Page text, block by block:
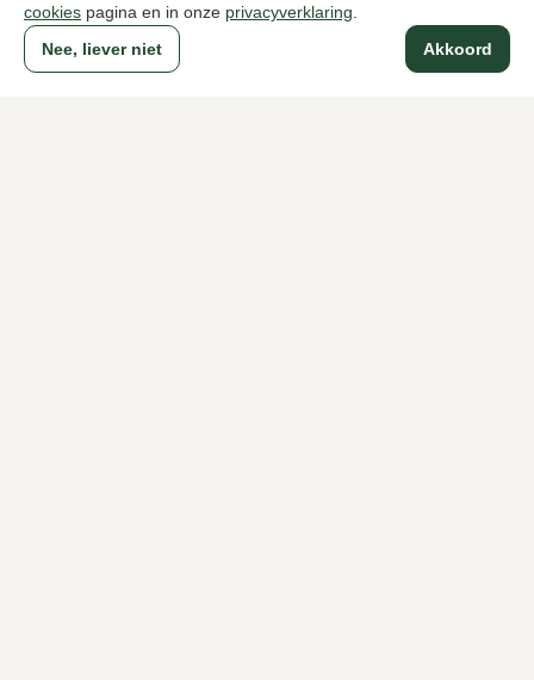
cookies pagina en in onze privacyverklaring
Akkoord
Nee, liever niet
169,95 129,95